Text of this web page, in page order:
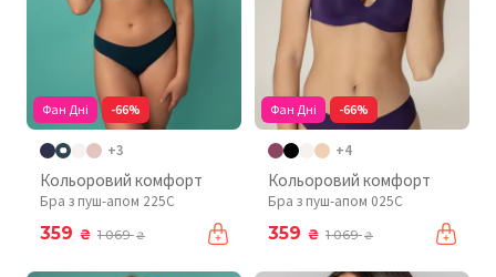
Фан Дні -66%
+3
Кольоровий комфорт
Бра з пуш-апом 225C
359 ₴ 1 069₴
Фан Дні -66%
+4
Кольоровий комфорт
Бра з пуш-апом 025C
359 ₴ 1 069₴